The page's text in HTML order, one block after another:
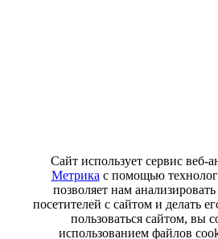
Сайт использует сервис веб-
Метрика с помощью
позволяет нам
посетителей с сайтом и делать
пользоваться сайтом, вы
использованием файлов